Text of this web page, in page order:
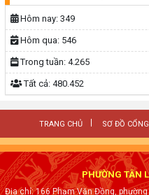
Hôm nay: 349
Hôm qua: 546
Trong tuần: 4.265
Tất cả: 480.452
TRANG CHỦ SƠ ĐỒ CỔNG
PHƯỜNG TÂN
Địa chỉ: 166 Phạm Văn Đồng, phường